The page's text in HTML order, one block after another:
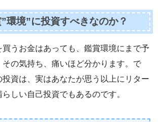
環境”に投資すべきなのか？
買うお金はあっても、鑑賞環境にまで予
の気持ち、痛いほど分かります。で
投資は、実はあなたが思う以上にリター
しい自己投資でもあるのです。